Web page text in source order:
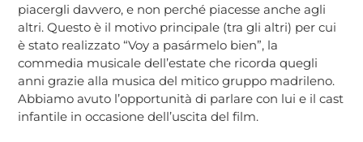
piacergli davvero, e non perché piacesse anche agli
altri. Questo è il motivo principale (tra gli altri) per cui
è stato realizzato “Voy a pasármelo bien”, la
commedia musicale dell’estate che ricorda quegli
anni grazie alla musica del mitico gruppo madrileno.
Abbiamo avuto l’opportunità di parlare con lui e il cast
infantile in occasione dell’uscita del film.